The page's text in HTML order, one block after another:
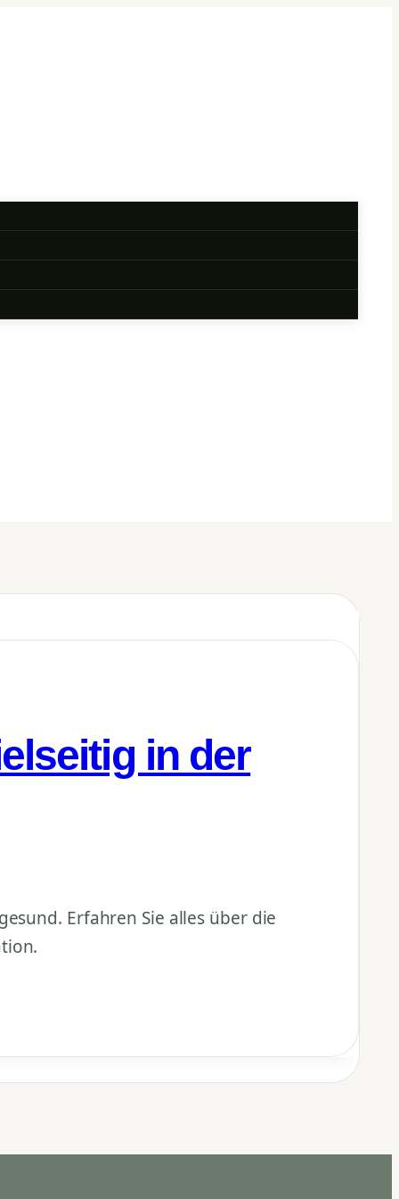
in der
Erfahren Sie alles über die